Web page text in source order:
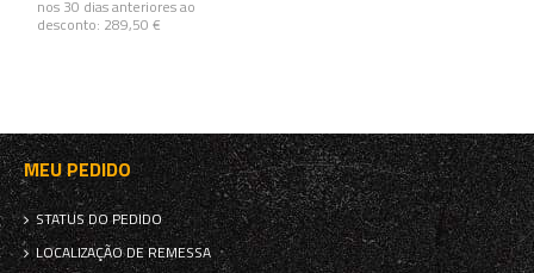
nos 30 dias anteriores ao
desconto: 289,50 €
MEU PEDIDO
STATUS DO PEDIDO
LOCALIZAÇÃO DE REMESSA